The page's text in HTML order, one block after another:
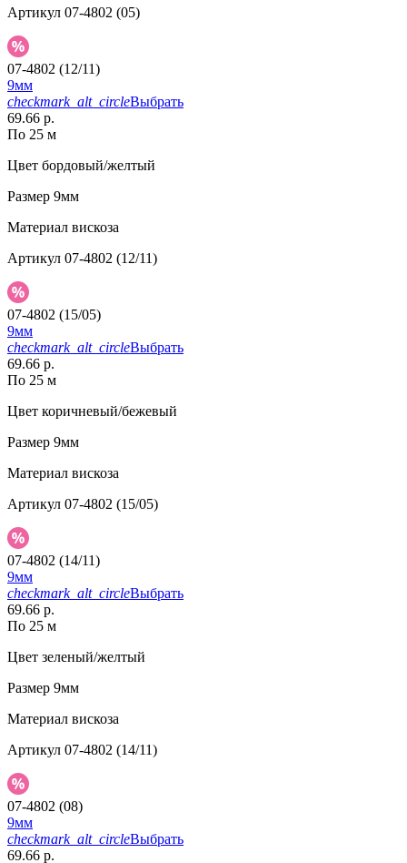
Артикул 07-4802 (05)
07-4802 (12/11)
9мм
checkmark_alt_circleВыбрать
69.66 р.
По 25 м
Цвет бордовый/желтый
Размер 9мм
Материал вискоза
Артикул 07-4802 (12/11)
07-4802 (15/05)
9мм
checkmark_alt_circleВыбрать
69.66 р.
По 25 м
Цвет коричневый/бежевый
Размер 9мм
Материал вискоза
Артикул 07-4802 (15/05)
07-4802 (14/11)
9мм
checkmark_alt_circleВыбрать
69.66 р.
По 25 м
Цвет зеленый/желтый
Размер 9мм
Материал вискоза
Артикул 07-4802 (14/11)
07-4802 (08)
9мм
checkmark_alt_circleВыбрать
69.66 р.